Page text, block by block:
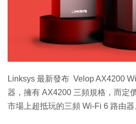
Linksys 最新發布 Velop AX4200
器，擁有 AX4200 三頻規格，而定
市場上超抵玩的三頻 Wi-Fi 6 路由器